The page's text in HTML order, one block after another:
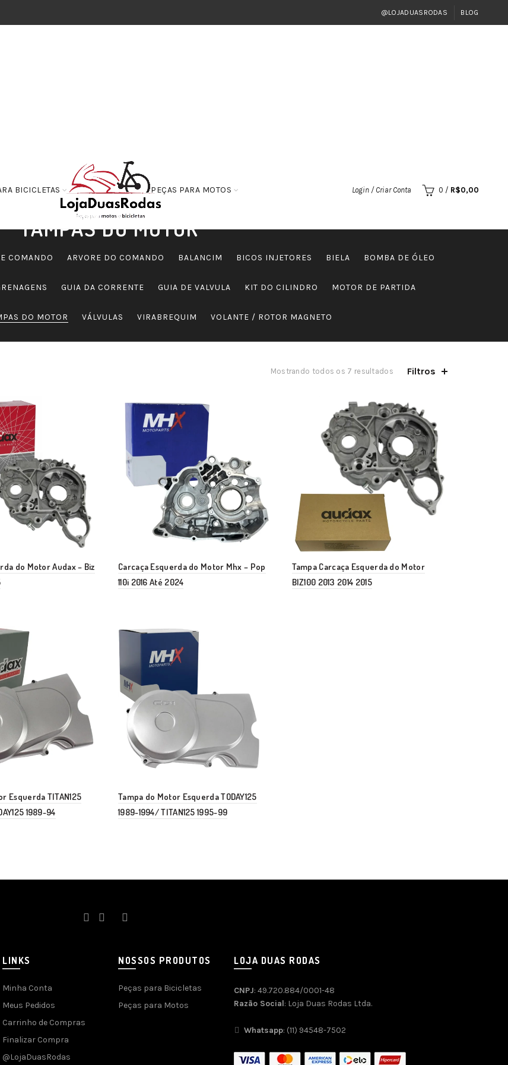
@LOJADUASRODAS BLOG
BICICLETAS PEÇAS PARA MOTOS Login / Criar Conta 0 / R$0,00
TAMPAS DO MOTOR
COMANDO ARVORE DO COMANDO BALANCIM BICOS INJETORES BIELA BOMBA DE ÓLEO
GUIA DA CORRENTE GUIA DE VALVULA KIT DO CILINDRO MOTOR DE PARTIDA
DO MOTOR VÁLVULAS VIRABREQUIM VOLANTE / ROTOR MAGNETO
Mostrando todos os 7 resultados Filtros
do Motor Audax – Biz
Carcaça Esquerda do Motor Mhx – Pop
110i 2016 Até 2024
Tampa Carcaça Esquerda do Motor
BIZ100 2013 2014 2015
Esquerda TITAN125
1989-94
Tampa do Motor Esquerda TODAY125
1989-1994/ TITAN125 1995-99
LINKS
Minha Conta
Meus Pedidos
Carrinho de Compras
Finalizar Compra
@LojaDuasRodas
NOSSOS PRODUTOS
Peças para Bicicletas
Peças para Motos
LOJA DUAS RODAS
CNPJ: 49.720.884/0001-48
Razão Social: Loja Duas Rodas Ltda.
Whatsapp: (11) 94548-7502